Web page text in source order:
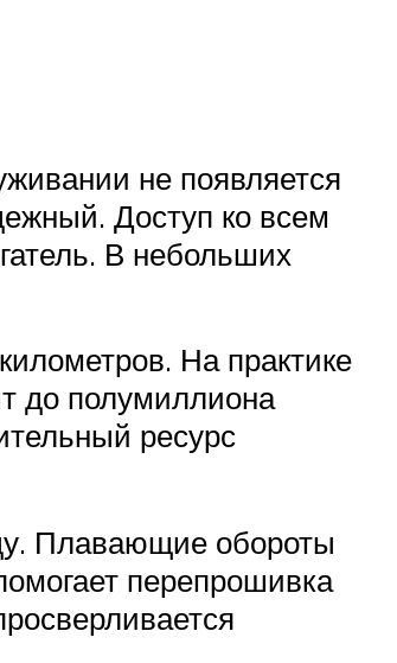
не появляется
Доступ ко всем
В небольших
На практике
до полумиллиона
ресурс
Плавающие обороты
перепрошивка